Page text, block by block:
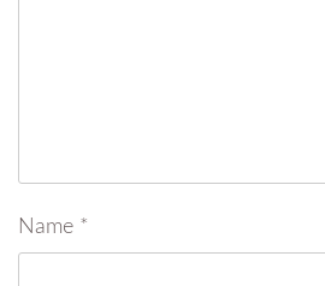
Name *